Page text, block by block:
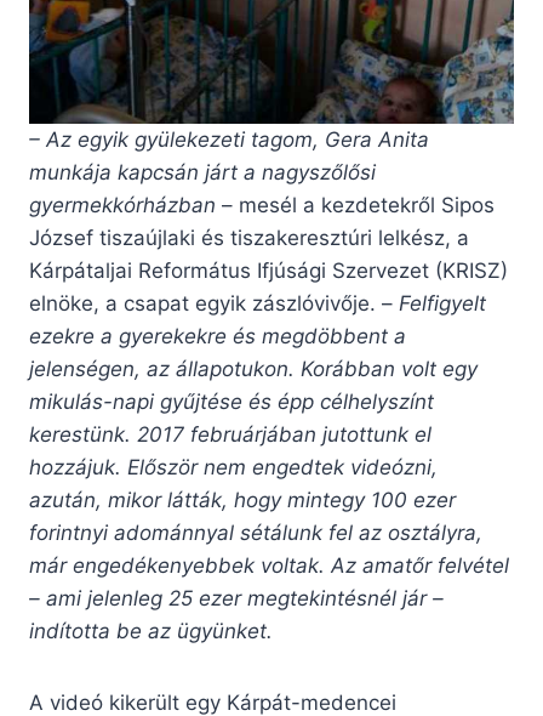
– Az egyik gyülekezeti tagom, Gera Anita
munkája kapcsán járt a nagyszőlősi
gyermekkórházban – mesél a kezdetekről Sipos
József tiszaújlaki és tiszakeresztúri lelkész, a
Kárpátaljai Református Ifjúsági Szervezet (KRISZ)
elnöke, a csapat egyik zászlóvivője. – Felfigyelt
ezekre a gyerekekre és megdöbbent a
jelenségen, az állapotukon. Korábban volt egy
mikulás-napi gyűjtése és épp célhelyszínt
kerestünk. 2017 februárjában jutottunk el
hozzájuk. Először nem engedtek videózni,
azután, mikor látták, hogy mintegy 100 ezer
forintnyi adománnyal sétálunk fel az osztályra,
már engedékenyebbek voltak. Az amatőr felvétel
– ami jelenleg 25 ezer megtekintésnél jár –
indította be az ügyünket.
A videó kikerült egy Kárpát-medencei